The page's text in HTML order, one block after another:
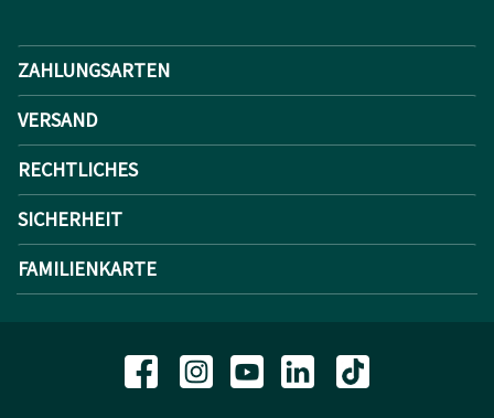
ZAHLUNGSARTEN
VERSAND
RECHTLICHES
SICHERHEIT
FAMILIENKARTE